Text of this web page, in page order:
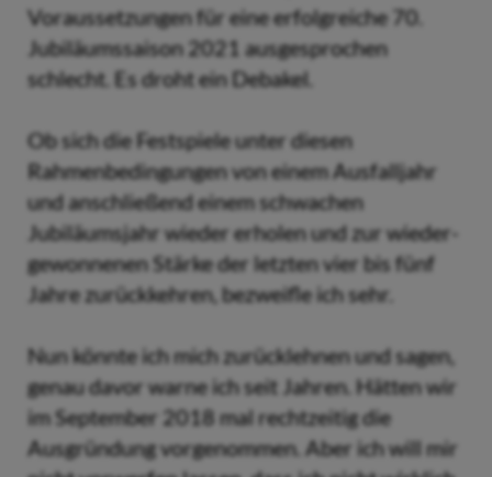
Voraussetzungen für eine erfolgreiche 70.
Jubiläumssaison 2021 ausgesprochen
schlecht. Es droht ein Debakel.
Ob sich die Festspiele unter diesen
Rahmenbedingungen von einem Ausfalljahr
und anschließend einem schwachen
Jubiläumsjahr wieder erholen und zur wieder-
gewonnenen Stärke der letzten vier bis fünf
Jahre zurückkehren, bezweifle ich sehr.
Nun könnte ich mich zurücklehnen und sagen,
genau davor warne ich seit Jahren. Hätten wir
im September 2018 mal rechtzeitig die
Ausgründung vorgenommen. Aber ich will mir